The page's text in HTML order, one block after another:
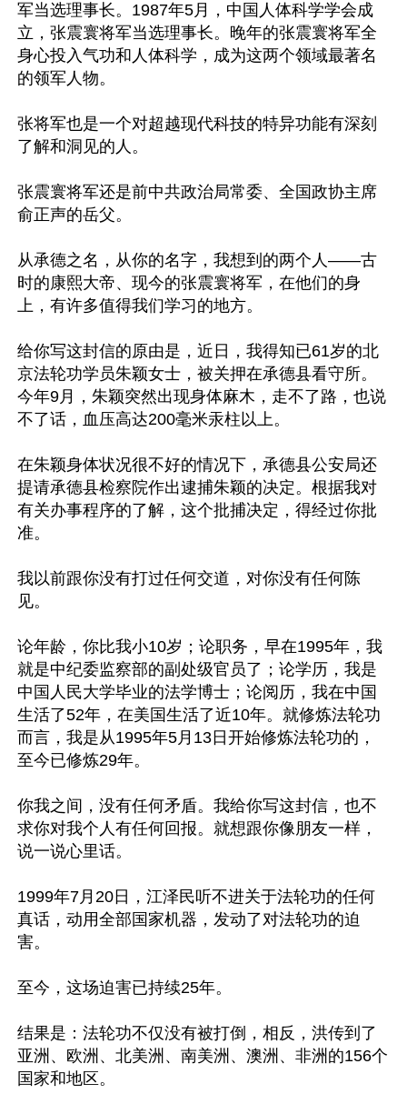
军当选理事长。1987年5月，中国人体科学学会成
立，张震寰将军当选理事长。晚年的张震寰将军全
身心投入气功和人体科学，成为这两个领域最著名
的领军人物。
张将军也是一个对超越现代科技的特异功能有深刻
了解和洞见的人。
张震寰将军还是前中共政治局常委、全国政协主席
俞正声的岳父。
从承德之名，从你的名字，我想到的两个人——古
时的康熙大帝、现今的张震寰将军，在他们的身
上，有许多值得我们学习的地方。
给你写这封信的原由是，近日，我得知已61岁的北
京法轮功学员朱颖女士，被关押在承德县看守所。
今年9月，朱颖突然出现身体麻木，走不了路，也说
不了话，血压高达200毫米汞柱以上。
在朱颖身体状况很不好的情况下，承德县公安局还
提请承德县检察院作出逮捕朱颖的决定。根据我对
有关办事程序的了解，这个批捕决定，得经过你批
准。
我以前跟你没有打过任何交道，对你没有任何陈
见。
论年龄，你比我小10岁；论职务，早在1995年，我
就是中纪委监察部的副处级官员了；论学历，我是
中国人民大学毕业的法学博士；论阅历，我在中国
生活了52年，在美国生活了近10年。就修炼法轮功
而言，我是从1995年5月13日开始修炼法轮功的，
至今已修炼29年。
你我之间，没有任何矛盾。我给你写这封信，也不
求你对我个人有任何回报。就想跟你像朋友一样，
说一说心里话。
1999年7月20日，江泽民听不进关于法轮功的任何
真话，动用全部国家机器，发动了对法轮功的迫
害。
至今，这场迫害已持续25年。
结果是：法轮功不仅没有被打倒，相反，洪传到了
亚洲、欧洲、北美洲、南美洲、澳洲、非洲的156个
国家和地区。